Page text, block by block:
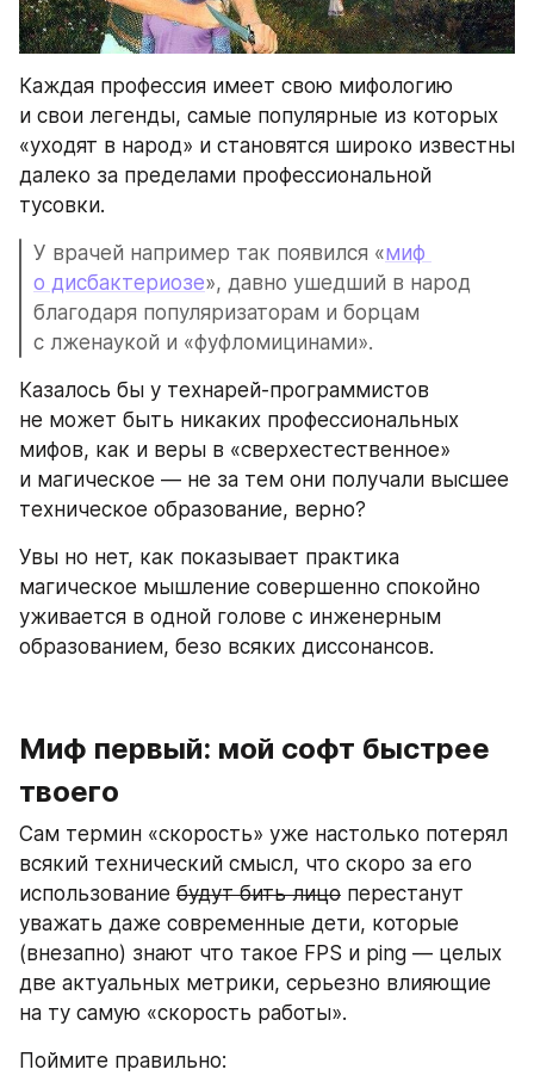
Каждая профессия имеет свою мифологию
и свои легенды, самые популярные из которых
«уходят в народ» и становятся широко известны
далеко за пределами профессиональной
тусовки.
У врачей например так появился «миф
о дисбактериозе», давно ушедший в народ
благодаря популяризаторам и борцам
с лженаукой и «фуфломицинами».
Казалось бы у технарей-программистов
не может быть никаких профессиональных
мифов, как и веры в «сверхестественное»
и магическое — не за тем они получали высшее
техническое образование, верно?
Увы но нет, как показывает практика
магическое мышление совершенно спокойно
уживается в одной голове с инженерным
образованием, безо всяких диссонансов.
Миф первый: мой софт быстрее
твоего
Сам термин «скорость» уже настолько потерял
всякий технический смысл, что скоро за его
использование будут бить лицо перестанут
уважать даже современные дети, которые
(внезапно) знают что такое FPS и ping — целых
две актуальных метрики, серьезно влияющие
на ту самую «скорость работы».
Поймите правильно: